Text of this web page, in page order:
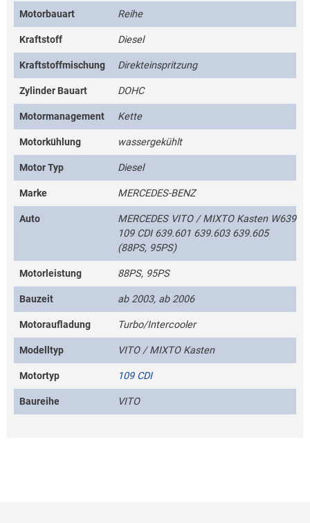
Motorbauart Reihe
Kraftstoff Diesel
Kraftstoffmischung Direkteinspritzung
Zylinder Bauart DOHC
Motormanagement Kette
Motorkühlung wassergekühlt
Motor Typ Diesel
Marke MERCEDES-BENZ
Auto
MERCEDES VITO / MIXTO Kasten W639
109 CDI 639.601 639.603 639.605
(88PS, 95PS)
Motorleistung 88PS, 95PS
Bauzeit ab 2003, ab 2006
Motoraufladung Turbo/Intercooler
Modelltyp VITO / MIXTO Kasten
Motortyp 109 CDI
Baureihe VITO